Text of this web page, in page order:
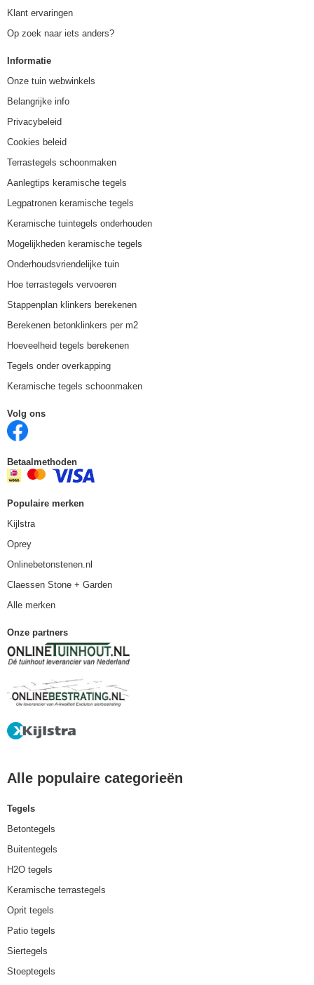
Klant ervaringen
Op zoek naar iets anders?
Informatie
Onze tuin webwinkels
Belangrijke info
Privacybeleid
Cookies beleid
Terrastegels schoonmaken
Aanlegtips keramische tegels
Legpatronen keramische tegels
Keramische tuintegels onderhouden
Mogelijkheden keramische tegels
Onderhoudsvriendelijke tuin
Hoe terrastegels vervoeren
Stappenplan klinkers berekenen
Berekenen betonklinkers per m2
Hoeveelheid tegels berekenen
Tegels onder overkapping
Keramische tegels schoonmaken
Volg ons
Betaalmethoden
Populaire merken
Kijlstra
Oprey
Onlinebetonstenen.nl
Claessen Stone + Garden
Alle merken
Onze partners
Alle populaire categorieën
Tegels
Betontegels
Buitentegels
H2O tegels
Keramische terrastegels
Oprit tegels
Patio tegels
Siertegels
Stoeptegels